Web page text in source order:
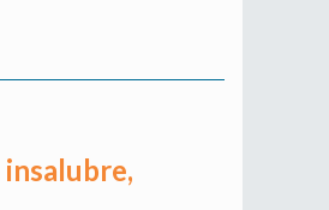
insalubre,